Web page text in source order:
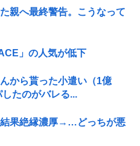
親へ最終警告。こうなって
」の人気が低下
から貰った小遣い（1億
たのがバレる...
結果絶縁濃厚→…どっちが悪